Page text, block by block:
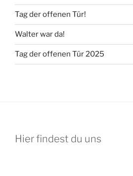
Tag der offenen Tür!
Walter war da!
Tag der offenen Tür 2025
Hier findest du uns